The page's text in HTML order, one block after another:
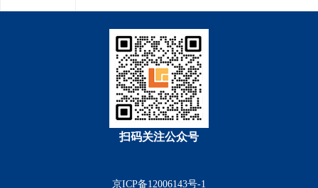
扫码关注公众号
京ICP备12006143号-1